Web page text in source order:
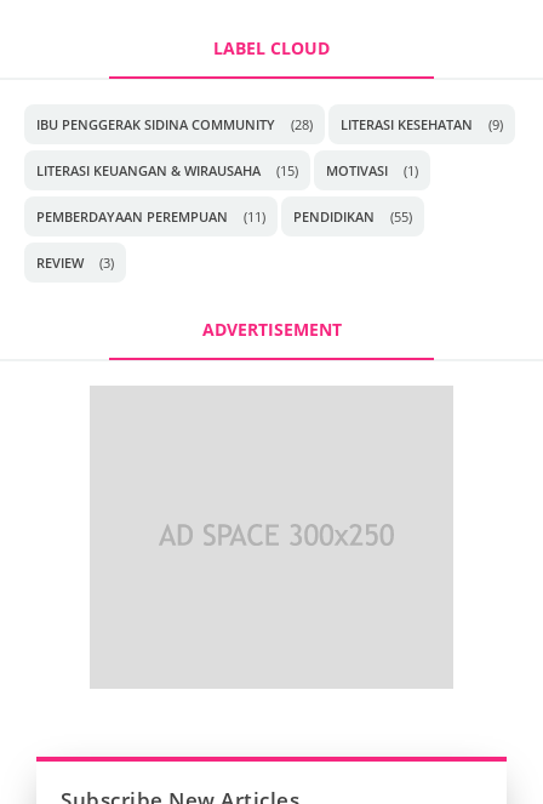
LABEL CLOUD
IBU PENGGERAK SIDINA COMMUNITY (28) LITERASI KESEHATAN (9)
LITERASI KEUANGAN & WIRAUSAHA (15) MOTIVASI (1)
PEMBERDAYAAN PEREMPUAN (11) PENDIDIKAN (55)
REVIEW (3)
ADVERTISEMENT